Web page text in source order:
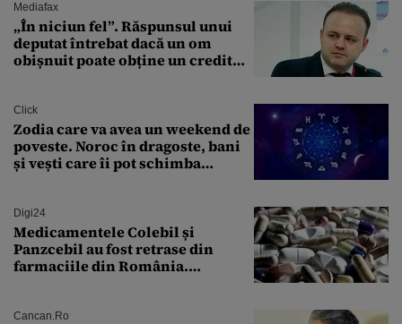
Mediafax
„În niciun fel”. Răspunsul unui
deputat întrebat dacă un om
obișnuit poate obține un credit
Click
Zodia care va avea un weekend de
poveste. Noroc în dragoste, bani
și vești care îi pot schimba
Digi24
Medicamentele Colebil și
Panzcebil au fost retrase din
farmaciile din România.
Cancan.ro